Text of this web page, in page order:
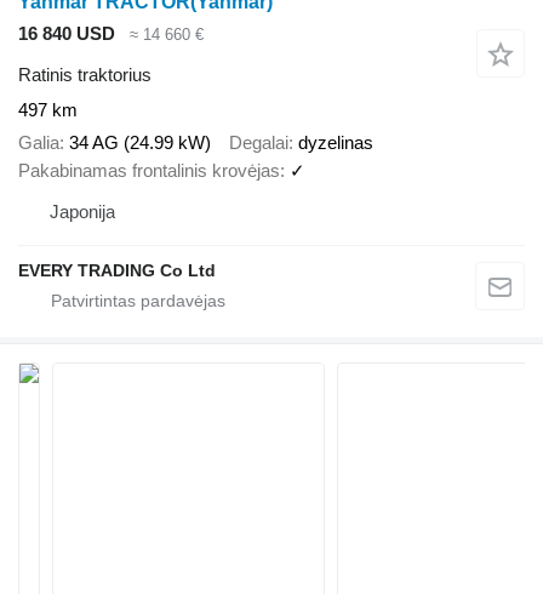
16 840 USD
≈ 14 660 €
Ratinis traktorius
497 km
Galia 34 AG (24.99 kW) Degalai dyzelinas
Pakabinamas frontalinis krovėjas
✓
Japonija
EVERY TRADING Co Ltd